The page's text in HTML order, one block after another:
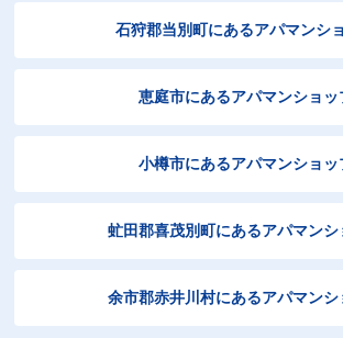
石狩郡当別町にあるアパマンシ
恵庭市にあるアパマンショッ
小樽市にあるアパマンショッ
虻田郡喜茂別町にあるアパマンシ
余市郡赤井川村にあるアパマンシ